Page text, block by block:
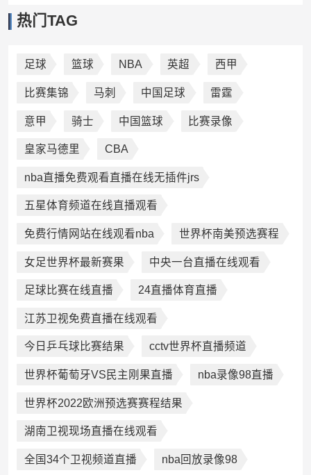
热门TAG
足球 篮球 NBA 英超 西甲
比赛集锦 马刺 中国足球 雷霆
意甲 骑士 中国篮球 比赛录像
皇家马德里 CBA
nba直播免费观看直播在线无插件jrs
五星体育频道在线直播观看
免费行情网站在线观看nba 世界杯南美预选赛程
女足世界杯最新赛果 中央一台直播在线观看
足球比赛在线直播 24直播体育直播
江苏卫视免费直播在线观看
今日乒乓球比赛结果 cctv世界杯直播频道
世界杯葡萄牙VS民主刚果直播 nba录像98直播
世界杯2022欧洲预选赛赛程结果
湖南卫视现场直播在线观看
全国34个卫视频道直播 nba回放录像98